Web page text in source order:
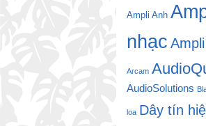
Ampli Anh
nhạc
Arcam
AudioSolutions
loa Dây tín